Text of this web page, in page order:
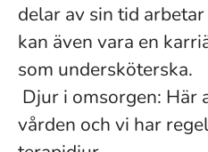
delar av sin tid
kan även vara en
som undersköterska.
Djur i omsorgen: Här
vården och vi har